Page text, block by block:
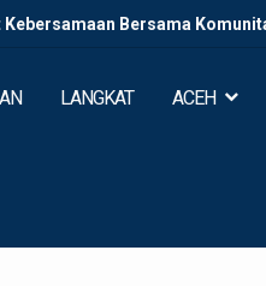
Kebersamaan Bersama
LANGKAT ACEH